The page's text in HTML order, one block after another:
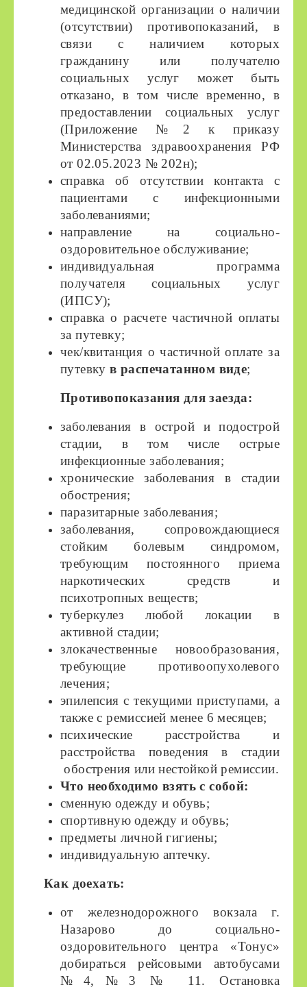
медицинской организации о наличии
(отсутствии) противопоказаний, в
связи с наличием которых
гражданину или получателю
социальных услуг может быть
отказано, в том числе временно, в
предоставлении социальных услуг
(Приложение №2 к приказу
Министерства здравоохранения РФ
от 02.05.2023 № 202н);
справка об отсутствии контакта с
пациентами с инфекционными
заболеваниями;
направление на социально-
оздоровительное обслуживание;
индивидуальная программа
получателя социальных услуг
(ИПСУ);
справка о расчете частичной оплаты
за путевку;
чек/квитанция о частичной оплате за
путевкув распечатанном виде;
Противопоказания для заезда:
заболевания в острой и подострой
стадии, в том числе острые
инфекционные заболевания;
хронические заболевания в стадии
обострения;
паразитарные заболевания;
заболевания, сопровождающиеся
стойким болевым синдромом,
требующим постоянного приема
наркотических средств и
психотропных веществ;
туберкулез любой локации в
активной стадии;
злокачественные новообразования,
требующие противоопухолевого
лечения;
эпилепсия с текущими приступами, а
также с ремиссией менее 6 месяцев;
психические расстройства и
расстройства поведения в стадии
обострения или нестойкой ремиссии.
Что необходимо взять с собой:
сменную одежду и обувь;
спортивную одежду и обувь;
предметы личной гигиены;
индивидуальную аптечку.
Как доехать:
от железнодорожного вокзала г.
Назарово до социально-
оздоровительного центра «Тонус»
добираться рейсовыми автобусами
№4,№3 № 11. Остановка